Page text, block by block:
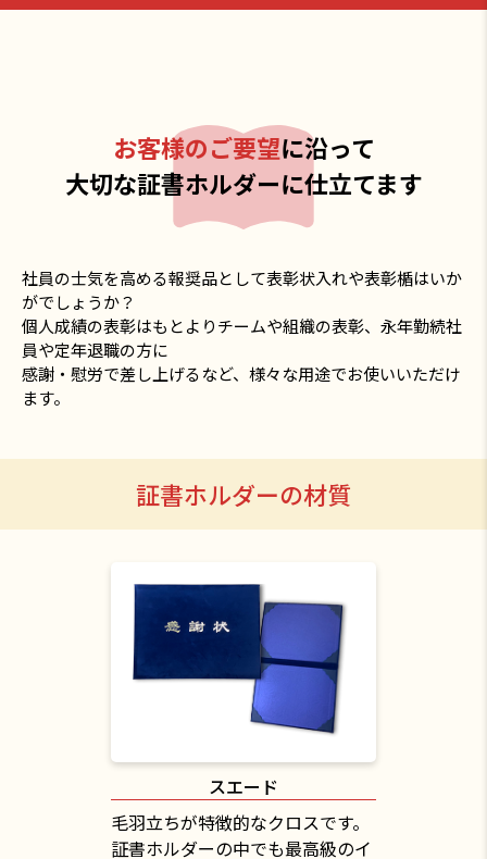
お客様のご要望に沿って
大切な証書ホルダーに仕立てます
社員の士気を高める報奨品として表彰状入れや表彰楯はいか
がでしょうか？
個人成績の表彰はもとよりチームや組織の表彰、永年勤続社
員や定年退職の方に
感謝・慰労で差し上げるなど、様々な用途でお使いいただけ
ます。
証書ホルダーの材質
スエード
毛羽立ちが特徴的なクロスです。
証書ホルダーの中でも最高級のイ